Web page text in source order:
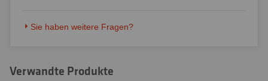
Sie haben weitere Fragen?
Verwandte Produkte